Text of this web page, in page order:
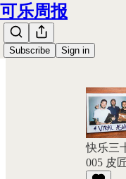
可乐周报
Subscribe Sign in
快乐三
005 皮